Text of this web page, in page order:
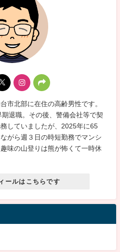
市北部に在住の高齢男性です。
退職。その後、警備会社等で契
していましたが、2025年に65
がら週３日の時短勤務でマンシ
味の山登りは熊が怖くて一時休
ールはこちらです